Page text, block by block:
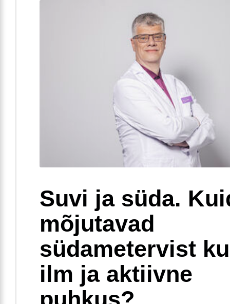
Suvi ja süda.
mõjutavad
südametervist
ilm ja aktiivne